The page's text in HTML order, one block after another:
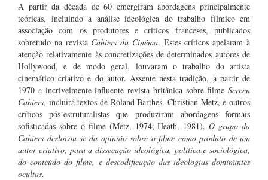
A partir da década de 60 emergiram abordagens principalmente
teóricas, incluindo a análise ideológica do trabalho fílmico em
associação com os produtores e críticos franceses, publicados
sobretudo na revista Cahiers du Cinéma. Estes críticos apelaram à
atenção relativamente às concretizações de determinados autores de
Hollywood, e de modo geral, louvaram o trabalho do artista
cinemático criativo e do autor. Assente nesta tradição, a partir de
1970 a incrivelmente influente revista britânica sobre filme Screen
Cahiers, incluirá textos de Roland Barthes, Christian Metz, e outros
críticos pós-estruturalistas que produziram abordagens formais
sofisticadas sobre o filme (Metz, 1974; Heath, 1981).O grupo da
Cahiers deslocou-se da opinião sobre o filme como produto de um
autor criativo, para a dissecação ideológica, política e sociológica,
do conteúdo do filme, e descodificação das ideologias dominantes
ocultas.